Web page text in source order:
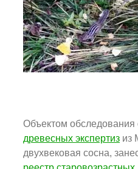
Объектом обследования
древесных экспертиз из
двухвековая сосна,